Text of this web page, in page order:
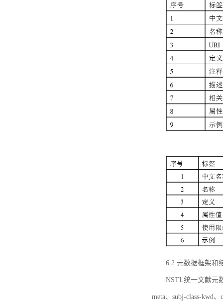
6.2 元数据框架和
NSTL统一文献元
meta、subj-class-kwd